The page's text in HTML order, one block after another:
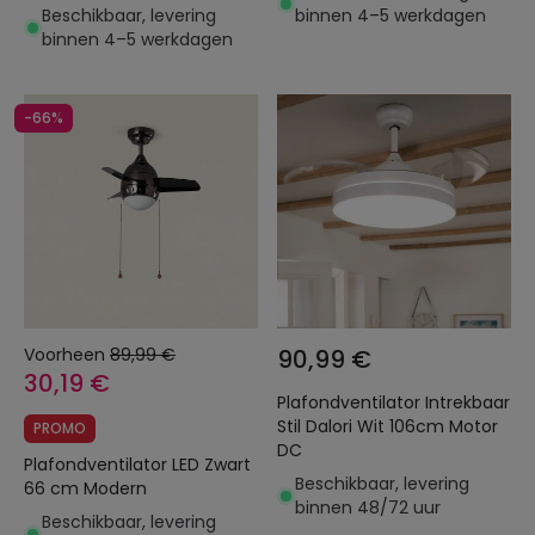
Beschikbaar, levering
binnen 4–5 werkdagen
binnen 4–5 werkdagen
-66%
Voorheen 89,99 €
30,19 €
PROMO
Plafondventilator LED Zwart
66 cm Modern
Beschikbaar, levering
90,99 €
Plafondventilator Intrekbaar
Stil Dalori Wit 106cm Motor
DC
Beschikbaar, levering
binnen 48/72 uur